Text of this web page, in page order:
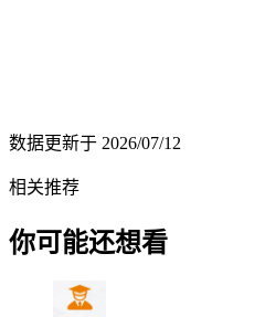
数据更新于 2026/07/12
相关推荐
你可能还想看